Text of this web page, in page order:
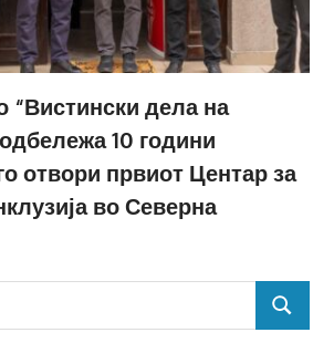
“Вистински дела на
10 години
отвори првиот Центар за
во Северна
SEARCH